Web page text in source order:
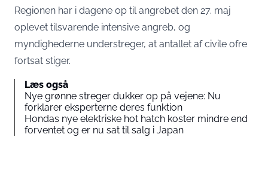
Regionen har i dagene op til angrebet den 27. maj
oplevet tilsvarende intensive angreb, og
myndighederne understreger, at antallet af civile ofre
fortsat stiger.
Læs også
Nye grønne streger dukker op på vejene: Nu
forklarer eksperterne deres funktion
Hondas nye elektriske hot hatch koster mindre end
forventet og er nu sat til salg i Japan